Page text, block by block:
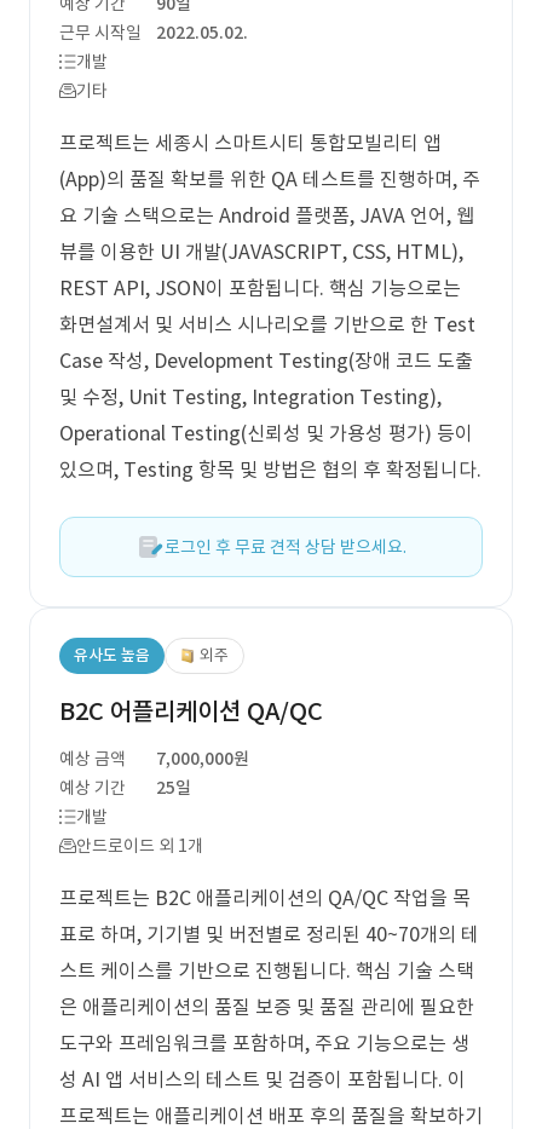
근무 시작일
2022.05.02.
개발
기타
프로젝트는 세종시 스마트시티 통합모빌리티 앱
(App)의 품질 확보를 위한 QA 테스트를 진행하며, 주
요 기술 스택으로는 Android 플랫폼, JAVA 언어, 웹
뷰를 이용한 UI 개발(JAVASCRIPT, CSS, HTML),
REST API, JSON이 포함됩니다. 핵심 기능으로는
화면설계서 및 서비스 시나리오를 기반으로 한 Test
Case 작성, Development Testing(장애 코드 도출
및 수정, Unit Testing, Integration Testing),
Operational Testing(신뢰성 및 가용성 평가) 등이
있으며, Testing 항목 및 방법은 협의 후 확정됩니다.
로그인 후 무료 견적 상담 받으세요.
유사도 높음 외주
B2C 어플리케이션 QA/QC
예상 금액
7,000,000원
예상 기간
25일
개발
안드로이드 외 1개
프로젝트는 B2C 애플리케이션의 QA/QC 작업을 목
표로 하며, 기기별 및 버전별로 정리된 40~70개의 테
스트 케이스를 기반으로 진행됩니다. 핵심 기술 스택
은 애플리케이션의 품질 보증 및 품질 관리에 필요한
도구와 프레임워크를 포함하며, 주요 기능으로는 생
성 AI 앱 서비스의 테스트 및 검증이 포함됩니다. 이
프로젝트는 애플리케이션 배포 후의 품질을 확보하기